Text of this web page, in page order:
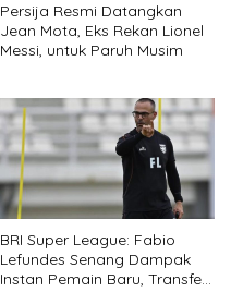
Persija Resmi Datangkan
Jean Mota, Eks Rekan Lionel
Messi, untuk Paruh Musim
BRI Super League: Fabio
Lefundes Senang Dampak
Instan Pemain Baru, Transfer